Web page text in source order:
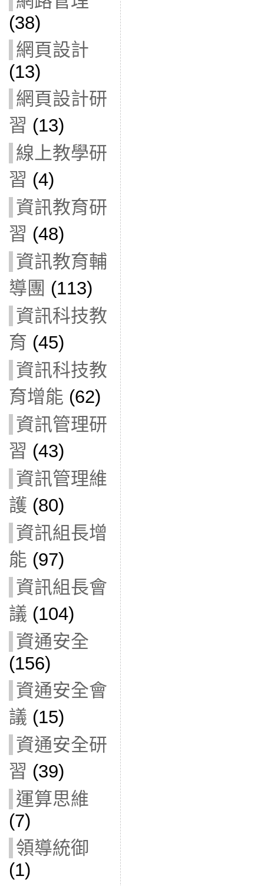
(38)
網頁設計
(13)
網頁設計研
習 (13)
線上教學研
習 (4)
資訊教育研
習 (48)
資訊教育輔
導團 (113)
資訊科技教
育 (45)
資訊科技教
育增能 (62)
資訊管理研
習 (43)
資訊管理維
護 (80)
資訊組長增
能 (97)
資訊組長會
議 (104)
資通安全
(156)
資通安全會
議 (15)
資通安全研
習 (39)
運算思維
(7)
領導統御
(1)